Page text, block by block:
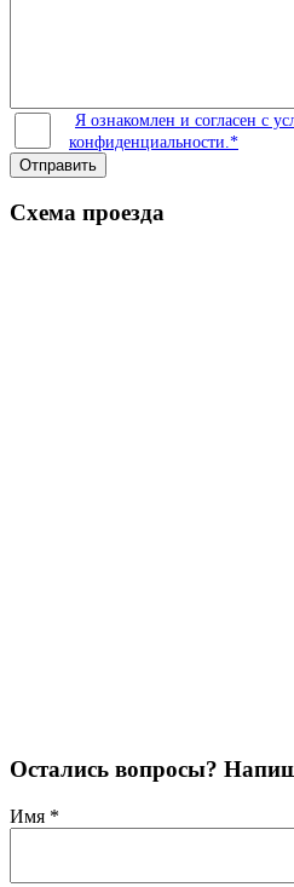
Я ознакомлен и согласен с
конфиденциальности.*
Отправить
Схема проезда
Остались вопросы?
Имя *